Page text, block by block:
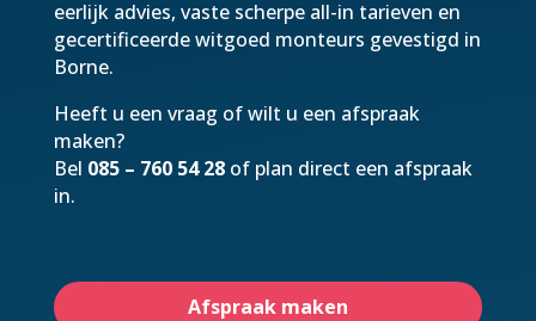
eerlijk advies, vaste scherpe all-in tarieven en
gecertificeerde witgoed monteurs gevestigd in
Borne.
Heeft u een vraag of wilt u een afspraak
maken?
Bel 085 – 760 54 28of plan direct een afspraak
in.
Afspraak maken